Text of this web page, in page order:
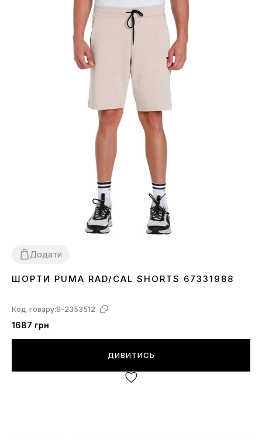
Додати
SL
ШОРТИ PUMA RAD/CAL SHORTS 67331988
Код товару:S-2353512
1687 грн
ДИВИТИСЬ